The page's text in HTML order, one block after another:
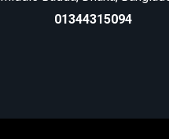
01344315094